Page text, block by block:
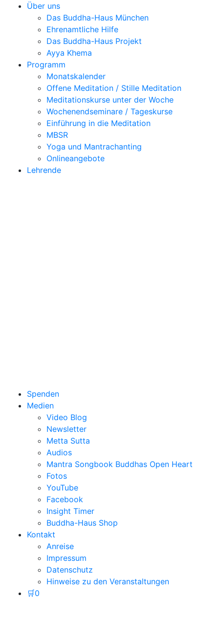
Über uns
Das Buddha-Haus München
Ehrenamtliche Hilfe
Das Buddha-Haus Projekt
Ayya Khema
Programm
Monatskalender
Offene Meditation / Stille Meditation
Meditationskurse unter der Woche
Wochenendseminare / Tageskurse
Einführung in die Meditation
MBSR
Yoga und Mantrachanting
Onlineangebote
Lehrende
Spenden
Medien
Video Blog
Newsletter
Metta Sutta
Audios
Mantra Songbook Buddhas Open Heart
Fotos
YouTube
Facebook
Insight Timer
Buddha-Haus Shop
Kontakt
Anreise
Impressum
Datenschutz
Hinweise zu den Veranstaltungen
🛒0